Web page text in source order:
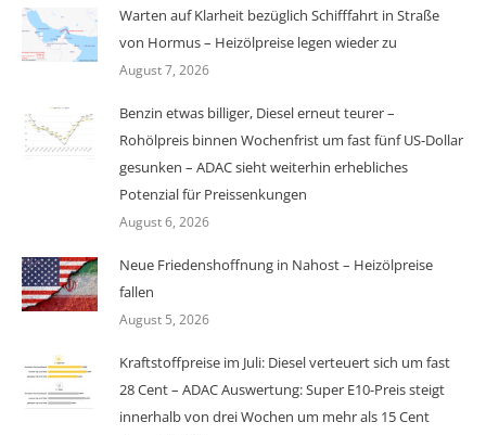
Warten auf Klarheit bezüglich Schifffahrt in Straße
von Hormus – Heizölpreise legen wieder zu
August 7, 2026
Benzin etwas billiger, Diesel erneut teurer –
Rohölpreis binnen Wochenfrist um fast fünf US-Dollar
gesunken – ADAC sieht weiterhin erhebliches
Potenzial für Preissenkungen
August 6, 2026
Neue Friedenshoffnung in Nahost – Heizölpreise
fallen
August 5, 2026
Kraftstoffpreise im Juli: Diesel verteuert sich um fast
28 Cent – ADAC Auswertung: Super E10-Preis steigt
innerhalb von drei Wochen um mehr als 15 Cent